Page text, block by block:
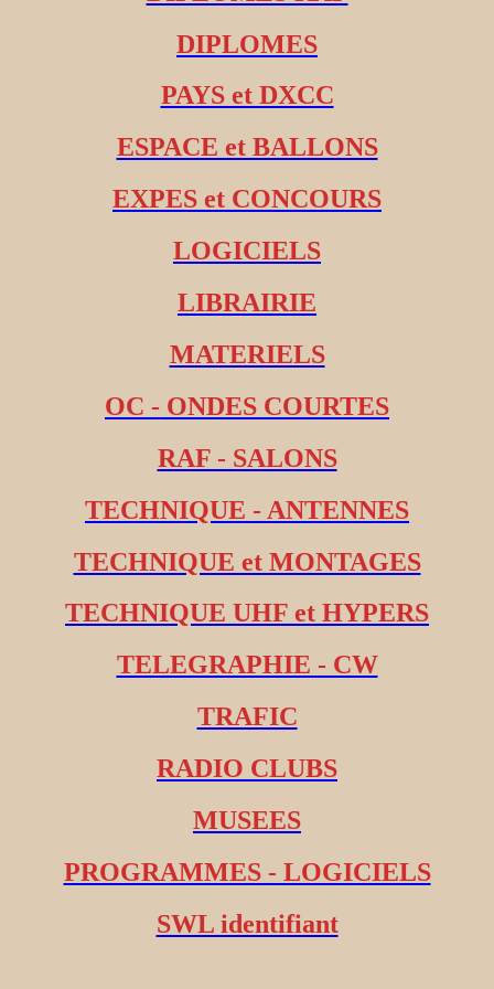
DIPLOMES
PAYS et DXCC
ESPACE et BALLONS
EXPES et CONCOURS
LOGICIELS
LIBRAIRIE
MATERIELS
OC - ONDES COURTES
RAF - SALONS
TECHNIQUE - ANTENNES
TECHNIQUE et MONTAGES
TECHNIQUE UHF et HYPERS
TELEGRAPHIE - CW
TRAFIC
RADIO CLUBS
MUSEES
PROGRAMMES - LOGICIELS
SWL identifiant